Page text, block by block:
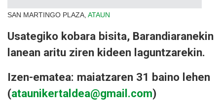
SAN MARTINGO PLAZA, ATAUN
Usategiko kobara bisita, Barandiaranekin
lanean aritu ziren kideen laguntzarekin.
Izen-ematea: maiatzaren 31 baino lehen
(ataunikertaldea@gmail.com)